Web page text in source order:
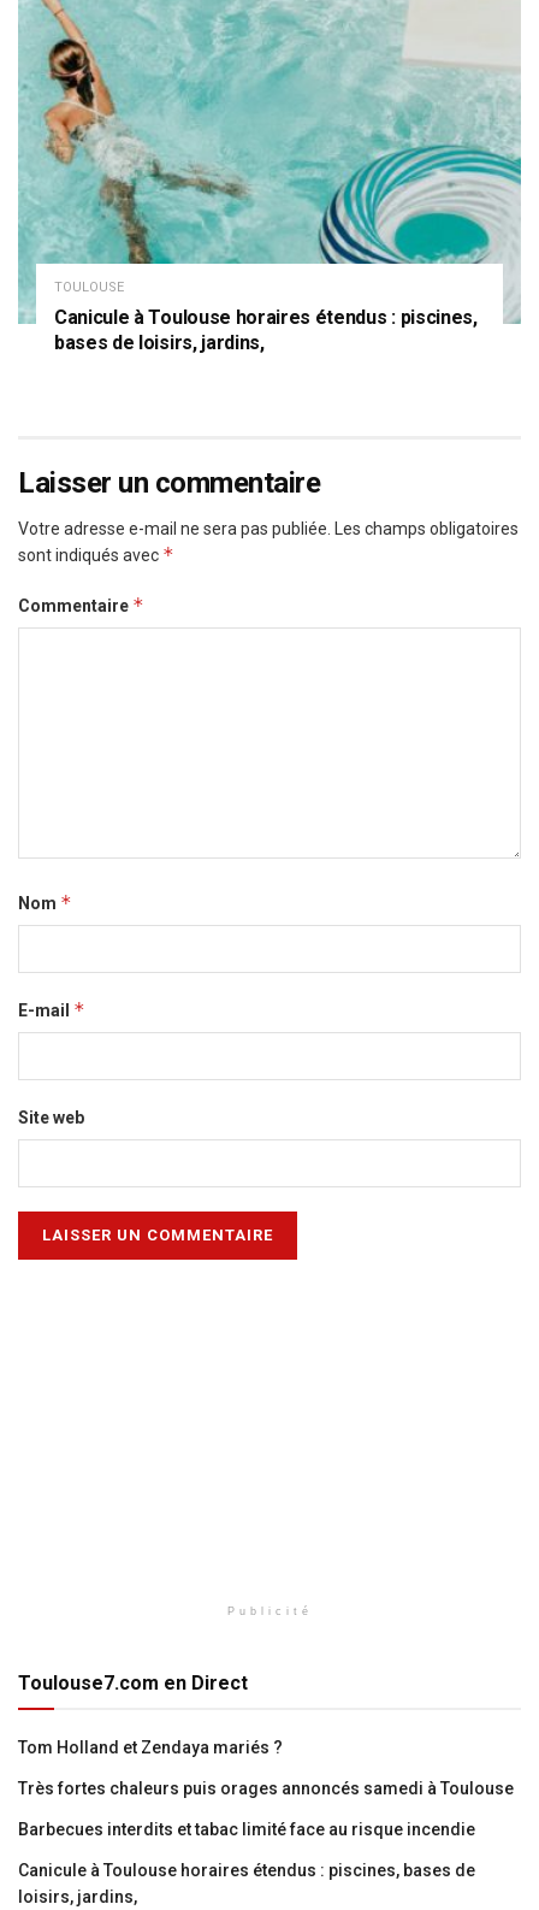
TOULOUSE
Canicule à Toulouse horaires étendus : piscines,
bases de loisirs, jardins,
Laisser un commentaire
Votre adresse e-mail ne sera pas publiée. Les champs obligatoires
sont indiqués avec *
Commentaire *
Nom *
E-mail *
Site web
Publicité
Toulouse7.com en Direct
Tom Holland et Zendaya mariés ?
Très fortes chaleurs puis orages annoncés samedi à Toulouse
Barbecues interdits et tabac limité face au risque incendie
Canicule à Toulouse horaires étendus : piscines, bases de
loisirs, jardins,